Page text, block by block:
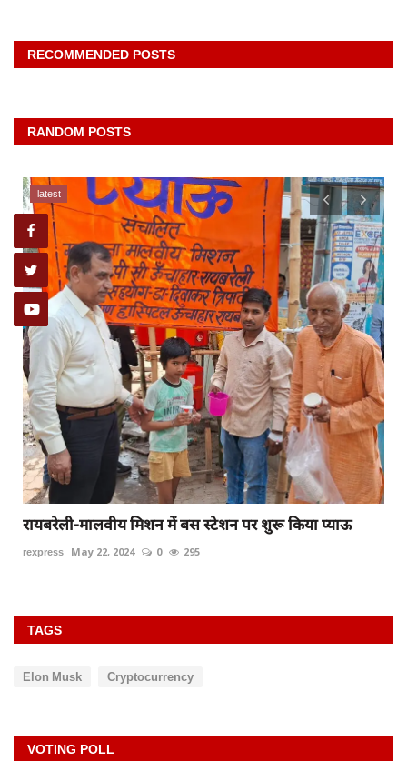
RECOMMENDED POSTS
RANDOM POSTS
latest
रायबरेली-मालवीय मिशन में बस स्टेशन पर शुरू किया प्याऊ
rexpress May 22, 2024 0 295
TAGS
Elon Musk Cryptocurrency
VOTING POLL